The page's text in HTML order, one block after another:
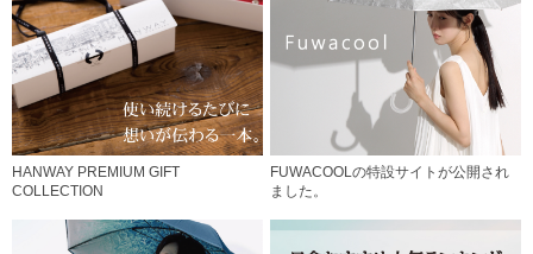
HANWAY PREMIUM GIFT
COLLECTION
FUWACOOLの特設サイトが公開され
ました。